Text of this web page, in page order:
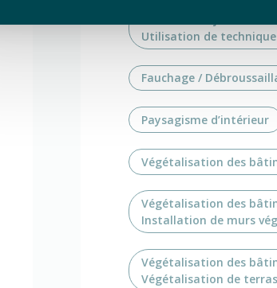
Utilisation de
Fauchage /
Paysagisme d’intérieur
Végétalisation des
Végétalisation des
Installation de murs
Végétalisation des
Végétalisation de